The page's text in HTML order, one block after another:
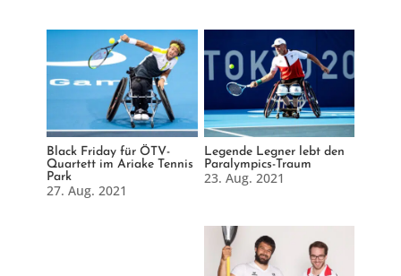
Black Friday für ÖTV-
Quartett im Ariake Tennis
Park
27. Aug. 2021
Legende Legner lebt den
Paralympics-Traum
23. Aug. 2021